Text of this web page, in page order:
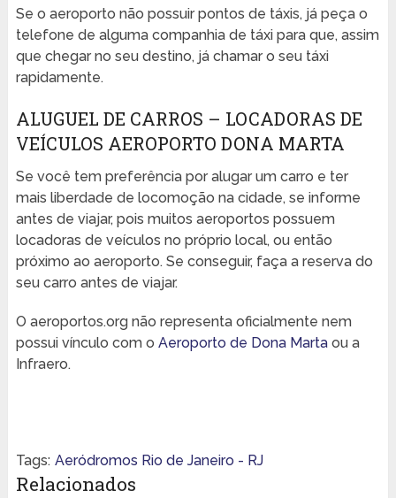
Se o aeroporto não possuir pontos de táxis, já peça o
telefone de alguma companhia de táxi para que, assim
que chegar no seu destino, já chamar o seu táxi
rapidamente.
ALUGUEL DE CARROS – LOCADORAS DE
VEÍCULOS AEROPORTO DONA MARTA
Se você tem preferência por alugar um carro e ter
mais liberdade de locomoção na cidade, se informe
antes de viajar, pois muitos aeroportos possuem
locadoras de veículos no próprio local, ou então
próximo ao aeroporto. Se conseguir, faça a reserva do
seu carro antes de viajar.
O aeroportos.org não representa oficialmente nem
possui vínculo com o Aeroporto de Dona Martaou a
Infraero.
Tags: Aeródromos Rio de Janeiro - RJ
Relacionados